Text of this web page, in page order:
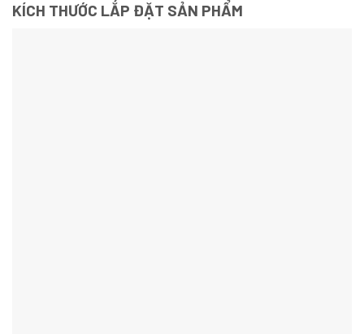
KÍCH THƯỚC LẮP ĐẶT SẢN PHẨM